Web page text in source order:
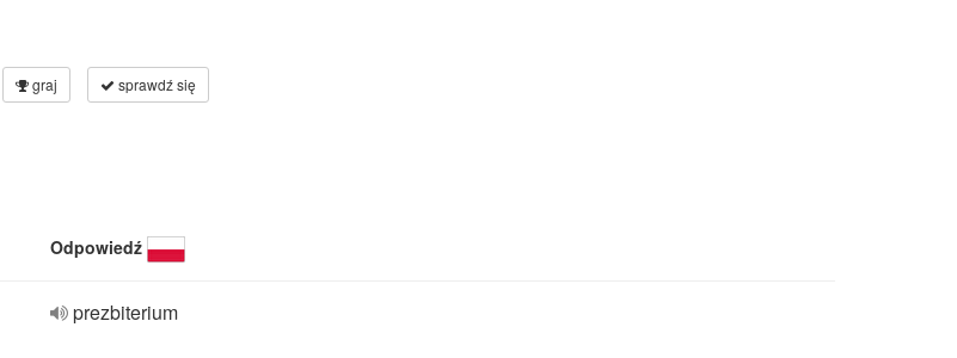
graj sprawdź się
Odpowiedź
prezbiterium